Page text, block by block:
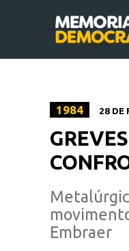
1984 28 DE
Embraer